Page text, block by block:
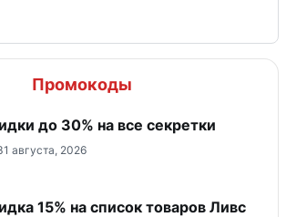
Промокоды
до 30% на все секретки
августа, 2026
15% на список товаров Ливс